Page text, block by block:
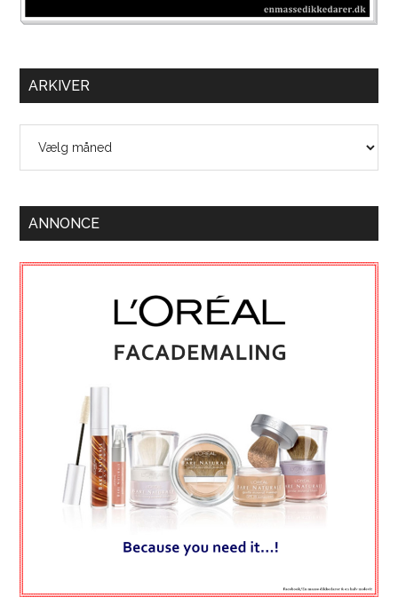
ARKIVER
ANNONCE